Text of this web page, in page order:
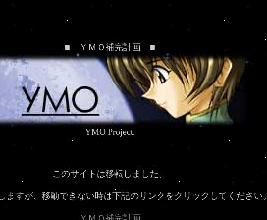
■ ＹＭＯ補完計画 ■
YMO Project.
このサイトは移転しました。
ますが、移動できない時は下記のリンクをクリックしてください。
ＹＭＯ補完計画